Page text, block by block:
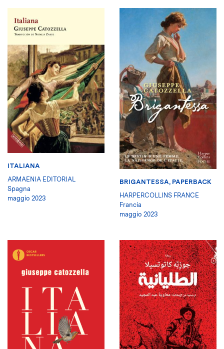
ITALIANA
ARMAENIA EDITORIAL
Spagna
maggio 2023
BRIGANTESSA, PAPERBACK
HARPERCOLLINS FRANCE
Francia
maggio 2023